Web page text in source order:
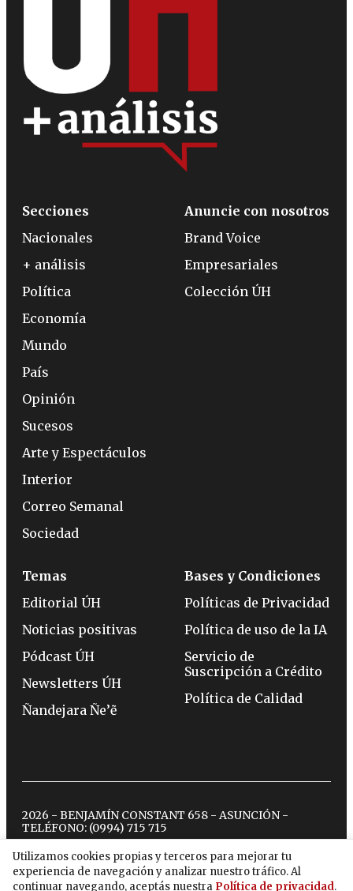
Utilizamos cookies propias y terceros para mejorar tu
experiencia de navegación y analizar nuestro tráfico. Al
continuar navegando, aceptás nuestra Política de privacidad.
Secciones
Nacionales
+ análisis
Política
Economía
Mundo
País
Opinión
Sucesos
Arte y Espectáculos
Interior
Correo Semanal
Sociedad
Anuncie con nosotros
Brand Voice
Empresariales
Colección ÚH
Temas
Editorial ÚH
Noticias positivas
Pódcast ÚH
Newsletters ÚH
Ñandejara Ñe’ẽ
Bases y Condiciones
Políticas de Privacidad
Política de uso de la IA
Servicio de
Suscripción a Crédito
Política de Calidad
2026 - BENJAMÍN CONSTANT 658 - ASUNCIÓN -
TELÉFONO: (0994) 715 715
twitterinstagram
facebook
tiktokyoutubespotify